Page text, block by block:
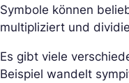
Symbole können
multipliziert und
Es gibt viele
Beispiel wandelt